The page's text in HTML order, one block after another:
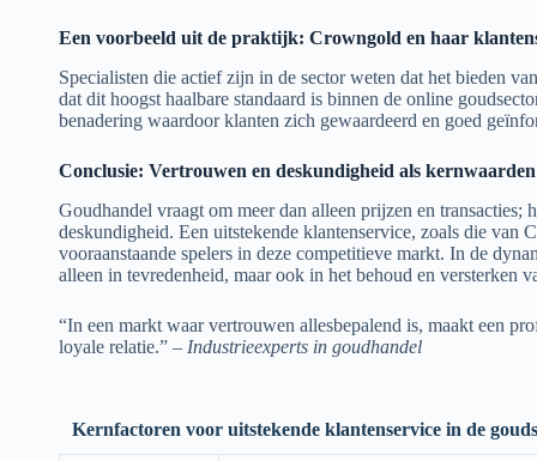
Een voorbeeld uit de praktijk: Crowngold en haar
Specialisten die actief zijn in de sector weten dat het bieden
dat dit hoogst haalbare standaard is binnen de online
benadering waardoor klanten zich gewaardeerd en goed
Conclusie: Vertrouwen en deskundigheid als kernwaarden
Goudhandel vraagt om meer dan alleen prijzen en
deskundigheid. Een uitstekende klantenservice, zoals die van
vooraanstaande spelers in deze competitieve markt. In de
alleen in tevredenheid, maar ook in het behoud en versterken
“In een markt waar vertrouwen allesbepalend is, maakt een
loyale relatie.” – Industrieexperts in goudhandel
Kernfactoren voor uitstekende klantenservice in de